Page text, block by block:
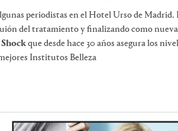
periodistas en el Hotel Urso de
del tratamiento y finalizando como
que desde hace 30 años asegura los
Institutos Belleza